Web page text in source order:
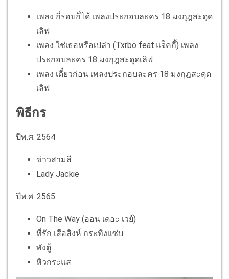
เพลง กี่รอบก็ได้ เพลงประกอบละคร 18 มงกุฎสะดุด
เลิฟ
เพลง ใช่เธอหรือเปล่า (Txrbo feat.แจ็คกี้) เพลง
ประกอบละคร 18 มงกุฎสะดุดเลิฟ
เพลง เดี๋ยวก่อน เพลงประกอบละคร 18 มงกุฎสะดุด
เลิฟ
พิธีกร
ปีพ.ศ. 2564
ข่าวสามสี
Lady Jackie
ปีพ.ศ. 2565
On The Way (ออน เดอะ เวย์)
ที่รัก เสือสิงห์ กระทิงเเซ่บ
พังตู้
หิวกระแส